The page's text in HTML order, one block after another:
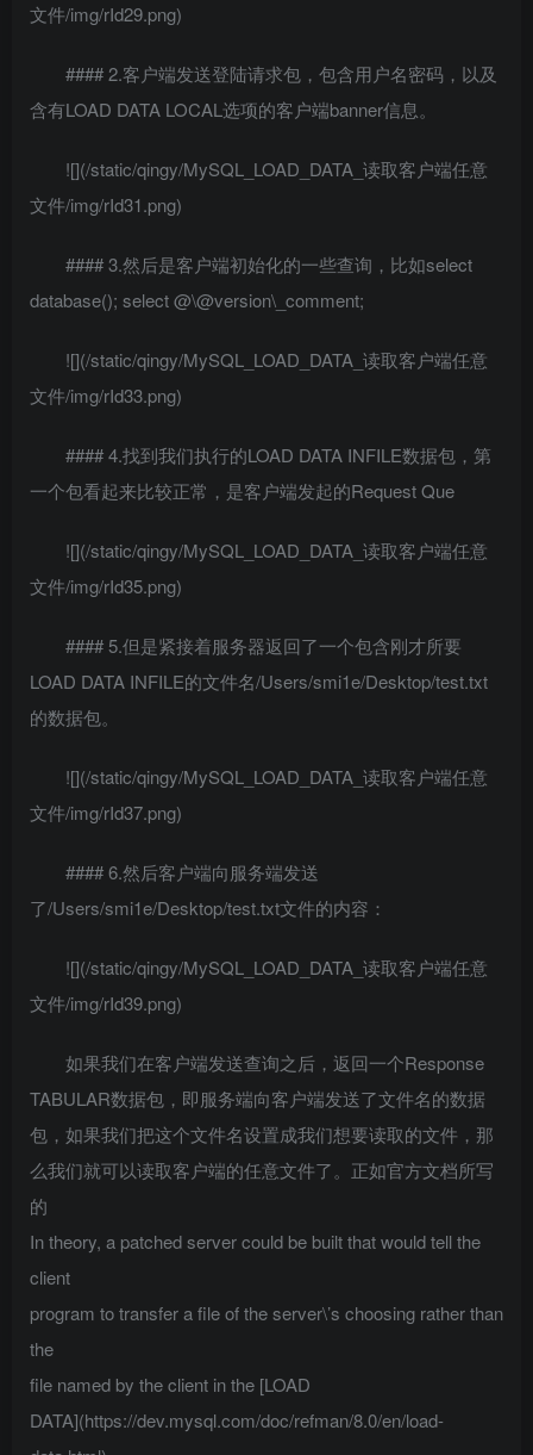
文件/img/rId29.png)
#### 2.客户端发送登陆请求包，包含用户名密码，以及
含有LOAD DATA LOCAL选项的客户端banner信息。
![](/static/qingy/MySQL_LOAD_DATA_读取客户端任意
文件/img/rId31.png)
#### 3.然后是客户端初始化的一些查询，比如select
database(); select @\@version\_comment;
![](/static/qingy/MySQL_LOAD_DATA_读取客户端任意
文件/img/rId33.png)
#### 4.找到我们执行的LOAD DATA INFILE数据包，第
一个包看起来比较正常，是客户端发起的Request Que
![](/static/qingy/MySQL_LOAD_DATA_读取客户端任意
文件/img/rId35.png)
#### 5.但是紧接着服务器返回了一个包含刚才所要
LOAD DATA INFILE的文件名/Users/smi1e/Desktop/test.txt
的数据包。
![](/static/qingy/MySQL_LOAD_DATA_读取客户端任意
文件/img/rId37.png)
#### 6.然后客户端向服务端发送
了/Users/smi1e/Desktop/test.txt文件的内容：
![](/static/qingy/MySQL_LOAD_DATA_读取客户端任意
文件/img/rId39.png)
如果我们在客户端发送查询之后，返回一个Response
TABULAR数据包，即服务端向客户端发送了文件名的数据
包，如果我们把这个文件名设置成我们想要读取的文件，那
么我们就可以读取客户端的任意文件了。正如官方文档所写
的
In theory, a patched server could be built that would tell the
client
program to transfer a file of the server\’s choosing rather than
the
file named by the client in the [LOAD
DATA](https://dev.mysql.com/doc/refman/8.0/en/load-